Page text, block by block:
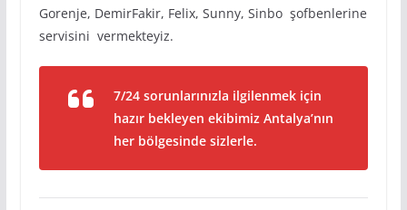
Gorenje, DemirFakir, Felix, Sunny, Sinbo şofbenlerine
servisini vermekteyiz.
7/24 sorunlarınızla ilgilenmek için
hazır bekleyen ekibimiz Antalya’nın
her bölgesinde sizlerle.